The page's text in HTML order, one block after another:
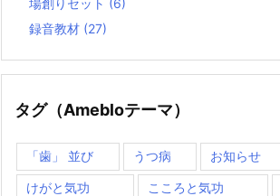
場創りセット (6)
録音教材 (27)
タグ（Amebloテーマ）
「歯」 並び うつ病 お知らせ
けがと気功 こころと気功